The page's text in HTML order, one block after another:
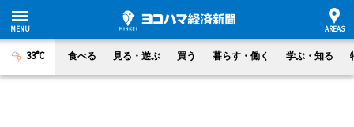
33°C 食べる 見る・遊ぶ 買う 暮らす・働く 学ぶ・知る